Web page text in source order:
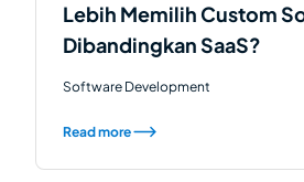
Lebih Memilih Custom
Dibandingkan SaaS?
Software Development
Read more